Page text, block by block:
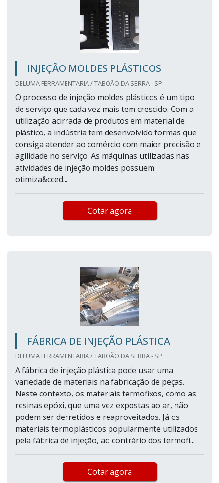
INJEÇÃO MOLDES PLÁSTICOS
DELUMA FERRAMENTARIA / TABOÃO DA SERRA - SP
O processo de injeção moldes plásticos é um tipo
de serviço que cada vez mais tem crescido. Com a
utilização acirrada de produtos em material de
plástico, a indústria tem desenvolvido formas que
consiga atender ao comércio com maior precisão e
agilidade no serviço. As máquinas utilizadas nas
atividades de injeção moldes possuem
otimiza&cced...
Cotar agora
FÁBRICA DE INJEÇÃO PLÁSTICA
DELUMA FERRAMENTARIA / TABOÃO DA SERRA - SP
A fábrica de injeção plástica pode usar uma
variedade de materiais na fabricação de peças.
Neste contexto, os materiais termofixos, como as
resinas epóxi, que uma vez expostas ao ar, não
podem ser derretidos e reaproveitados. Já os
materiais termoplásticos popularmente utilizados
pela fábrica de injeção, ao contrário dos termofi...
Cotar agora